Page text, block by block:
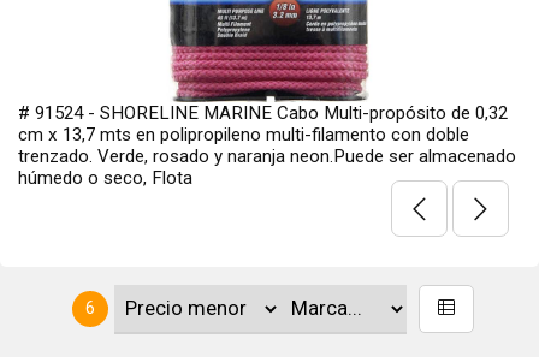
# 91524 - SHORELINE MARINE Cabo Multi-propósito de 0,32
cm x 13,7 mts en polipropileno multi-filamento con doble
trenzado. Verde, rosado y naranja neon.Puede ser almacenado
húmedo o seco, Flota
6